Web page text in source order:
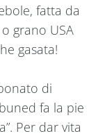
fatta da
grano USA
gasata!
di
fa la pie
Per dar vita